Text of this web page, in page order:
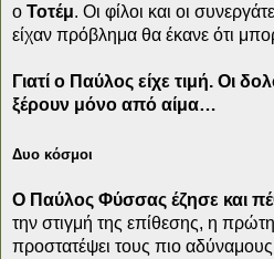
ο Τοτέμ. Οι φίλοι και οι
είχαν πρόβλημα θα έκανε ότι
Γιατί ο Παύλος είχε τιμή. Οι
ξέρουν μόνο από αίμα…
Δυο κόσμοι
Ο Παύλος Φύσσας έζησε και
την στιγμή της επίθεσης, η
προστατέψει τους πιο